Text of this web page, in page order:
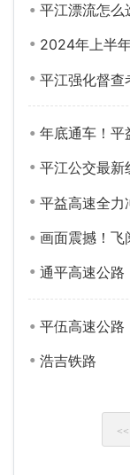
平江漂流怎么
2024年上半
平江强化督查
年底通车！平
平江公交最新
平益高速全力
画面震撼！飞
通平高速公路
平伍高速公路
浩吉铁路
<<